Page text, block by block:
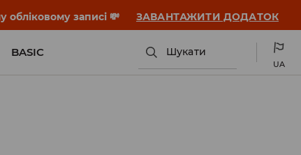
записі 💸 ЗАВАНТАЖИТИ ДОДАТОК
BASIC Шукати
UA